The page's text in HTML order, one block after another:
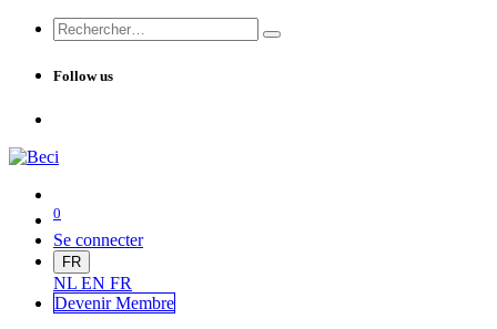
Follow us
0
Se connecter
FR
NL EN FR
Devenir Membre